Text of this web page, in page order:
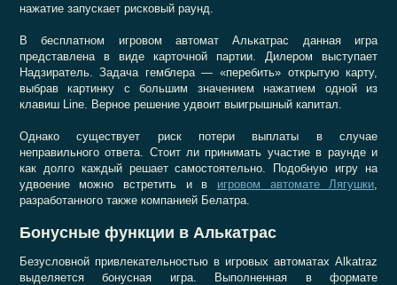
нажатие запускает рисковый раунд.
В бесплатном игровом автомат Алькатрас данная игра
представлена в виде карточной партии. Дилером выступает
Надзиратель. Задача гемблера — «перебить» открытую карту,
выбрав картинку с большим значением нажатием одной из
клавиш Line. Верное решение удвоит выигрышный капитал.
Однако существует риск потери выплаты в случае
неправильного ответа. Стоит ли принимать участие в раунде и
как долго каждый решает самостоятельно. Подобную игру на
удвоение можно встретить и в игровом автомате Лягушки
разработанного также компанией Белатра.
Бонусные функции в Алькатрас
Безусловной привлекательностью в игровых автоматах Alkatraz
выделяется бонусная игра. Выполненная в формате